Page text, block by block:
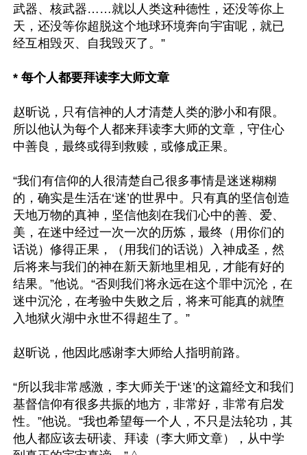
武器、核武器……就以人类这种德性，还没等你上
天，还没等你超脱这个地球环境奔向宇宙呢，就已
经互相毁灭、自我毁灭了。”
* 每个人都要拜读李大师文章
赵昕说，只有信神的人才清楚人类的渺小和有限。
所以他认为每个人都来拜读李大师的文章，守住心
中善良，最终或得到救赎，或修成正果。
“我们有信仰的人很清楚自己很多事情是迷迷糊糊
的，确实是生活在‘迷’的世界中。只有真的坚信创造
天地万物的真神，坚信他刻在我们心中的善、爱、
美，在迷中经过一次一次的历炼，最终（用你们的
话说）修得正果，（用我们的话说）入神成圣，然
后将来与我们的神在新天新地里相见，才能有好的
结果。”他说。“否则我们将永远在这个罪中沉沦，在
迷中沉沦，在考验中失败之后，将来可能真的就堕
入地狱火湖中永世不得超生了。”
赵昕说，他因此感谢李大师给人指明前路。
“所以我非常感激，李大师关于‘迷’的这篇经文和我们
基督信仰有很多共振的地方，非常好，非常有启发
性。”他说。“我也希望每一个人，不只是法轮功，其
他人都应该去研读、拜读（李大师文章），从中学